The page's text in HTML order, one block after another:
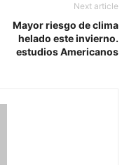
Next article
Mayor riesgo de clima
helado este invierno.
estudios Americanos